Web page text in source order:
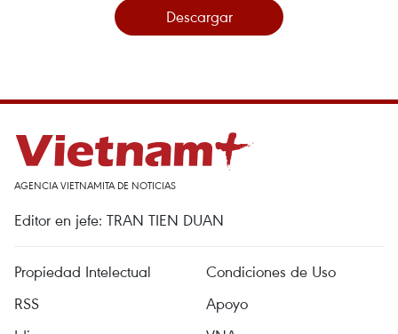
Descargar
AGENCIA VIETNAMITA DE NOTICIAS
Editor en jefe: TRAN TIEN DUAN
Propiedad Intelectual
Condiciones de Uso
RSS
Apoyo